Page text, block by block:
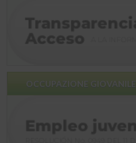
OCCUPAZIONE GIOVANILE